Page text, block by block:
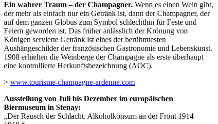
Ein wahrer Traum – der Champagner. Wenn es einen Wein gibt,
der mehr als einfach nur ein Getränk ist, dann der Champagner, der
auf dem ganzen Globus zum Symbol schlechthin für Feste und
Feiern geworden ist. Das früher anlässlich der Krönung von
Königen servierte Getränk ist eines der berühmtesten
Aushängeschilder der französischen Gastronomie und Lebenskunst.
1908 erhielten die Weinberge der Champagne als erste überhaupt
eine kontrollierte Herkunftsbezeichnung (AOC).
> www.tourisme-champagne-ardenne.com
Ausstellung von Juli bis Dezember im europäischen
Biermuseum in Stenay:
„Der Rausch der Schlacht. Alkoholkonsum an der Front 1914 –